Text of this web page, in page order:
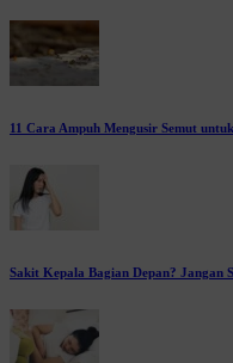
11 Cara Ampuh Mengusir Semut
Sakit Kepala Bagian Depan? Jangan